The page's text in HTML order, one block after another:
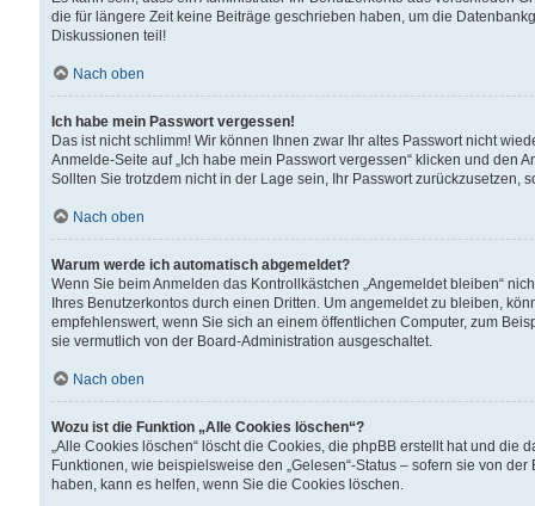
die für längere Zeit keine Beiträge geschrieben haben, um die
Diskussionen teil!
Nach oben
Ich habe mein Passwort vergessen!
Das ist nicht schlimm! Wir können Ihnen zwar Ihr altes Passwort nicht
Anmelde-Seite auf „Ich habe mein Passwort vergessen“ klicken und
Sollten Sie trotzdem nicht in der Lage sein, Ihr Passwort zurückzusetzen,
Nach oben
Warum werde ich automatisch abgemeldet?
Wenn Sie beim Anmelden das Kontrollkästchen „Angemeldet bleiben“
Ihres Benutzerkontos durch einen Dritten. Um angemeldet zu bleiben,
empfehlenswert, wenn Sie sich an einem öffentlichen Computer, zum
sie vermutlich von der Board-Administration ausgeschaltet.
Nach oben
Wozu ist die Funktion „Alle Cookies löschen“?
„Alle Cookies löschen“ löscht die Cookies, die phpBB erstellt hat und
Funktionen, wie beispielsweise den „Gelesen“-Status – sofern sie von
haben, kann es helfen, wenn Sie die Cookies löschen.